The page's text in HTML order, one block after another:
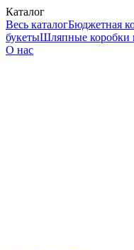
Каталог
Весь каталогБюджетная
букетыШляпные коробки
О нас